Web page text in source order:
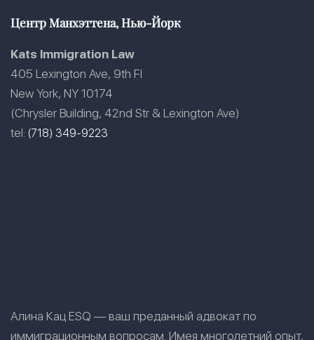
Центр Манхэттена, Нью-Йорк
Kats Immigration Law
405 Lexington Ave, 9th Fl
New York, NY 10174
(Chrysler Building, 42nd Str & Lexington Ave)
tel: (718) 349-9223
Алина Кац ESQ — ваш преданный адвокат по
иммиграционным вопросам. Имея многолетний опыт,